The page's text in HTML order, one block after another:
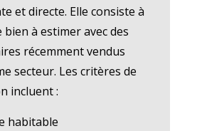
et directe. Elle consiste à
à estimer avec des
récemment vendus
secteur. Les critères de
incluent :
habitable